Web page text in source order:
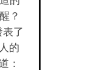
？
了
的
：